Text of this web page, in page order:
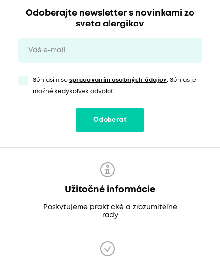
Odoberajte newsletter s novinkami zo
sveta alergikov
Súhlasím so spracovaním osobných údajov. Súhlas je
možné kedykoľvek odvolať.
Odoberať
Užitočné informácie
Poskytujeme praktické a zrozumiteľné
rady